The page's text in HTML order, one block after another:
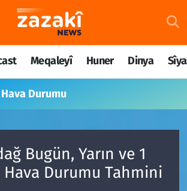
Meqaleyî Huner Dinya
Durumu
Bugün, Yarın ve 1
Hava Durumu Tahmini
Durumu ve Fikstür